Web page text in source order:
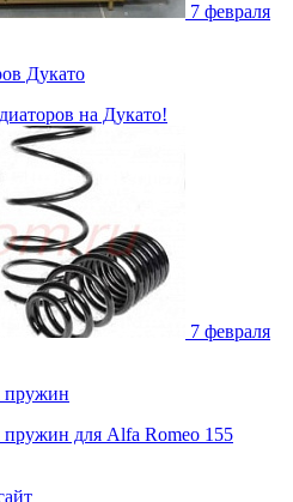
7 февраля
Дукато
на Дукато!
7 февраля
пружин
для Alfa Romeo 155